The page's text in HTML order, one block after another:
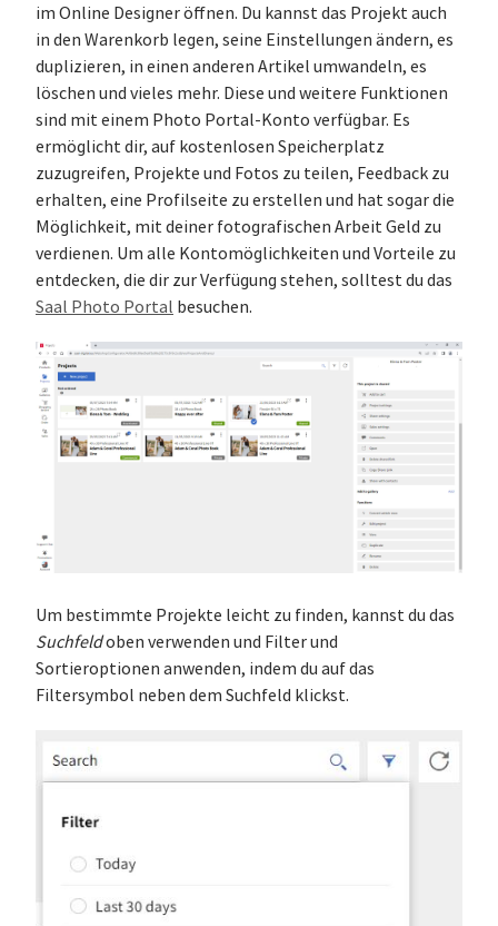
im Online Designer öffnen. Du kannst das Projekt auch
in den Warenkorb legen, seine Einstellungen ändern, es
duplizieren, in einen anderen Artikel umwandeln, es
löschen und vieles mehr. Diese und weitere Funktionen
sind mit einem Photo Portal-Konto verfügbar. Es
ermöglicht dir, auf kostenlosen Speicherplatz
zuzugreifen, Projekte und Fotos zu teilen, Feedback zu
erhalten, eine Profilseite zu erstellen und hat sogar die
Möglichkeit, mit deiner fotografischen Arbeit Geld zu
verdienen. Um alle Kontomöglichkeiten und Vorteile zu
entdecken, die dir zur Verfügung stehen, solltest du das
Saal Photo Portal besuchen.
Um bestimmte Projekte leicht zu finden, kannst du das
Suchfeldoben verwenden und Filter und
Sortieroptionen anwenden, indem du auf das
Filtersymbol neben dem Suchfeld klickst.